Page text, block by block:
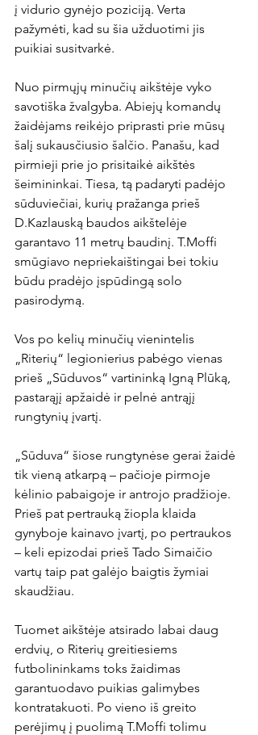
į vidurio gynėjo poziciją. Verta
pažymėti, kad su šia užduotimi jis
puikiai susitvarkė.
Nuo pirmųjų minučių aikštėje vyko
savotiška žvalgyba. Abiejų komandų
žaidėjams reikėjo priprasti prie mūsų
šalį sukausčiusio šalčio. Panašu, kad
pirmieji prie jo prisitaikė aikštės
šeimininkai. Tiesa, tą padaryti padėjo
sūduviečiai, kurių pražanga prieš
D.Kazlauską baudos aikštelėje
garantavo 11 metrų baudinį. T.Moffi
smūgiavo nepriekaištingai bei tokiu
būdu pradėjo įspūdingą solo
pasirodymą.
Vos po kelių minučių vienintelis
„Riterių“ legionierius pabėgo vienas
prieš „Sūduvos“ vartininką Igną Plūką,
pastarąjį apžaidė ir pelnė antrąjį
rungtynių įvartį.
„Sūduva“ šiose rungtynėse gerai žaidė
tik vieną atkarpą – pačioje pirmoje
kėlinio pabaigoje ir antrojo pradžioje.
Prieš pat pertrauką žiopla klaida
gynyboje kainavo įvartį, po pertraukos
– keli epizodai prieš Tado Simaičio
vartų taip pat galėjo baigtis žymiai
skaudžiau.
Tuomet aikštėje atsirado labai daug
erdvių, o Riterių greitiesiems
futbolininkams toks žaidimas
garantuodavo puikias galimybes
kontratakuoti. Po vieno iš greito
perėjimų į puolimą T.Moffi tolimu